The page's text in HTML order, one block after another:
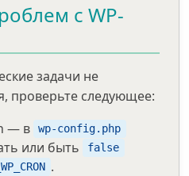
с WP-
задачи не
проверьте следующее:
— в
wp-config.php
или быть false
.